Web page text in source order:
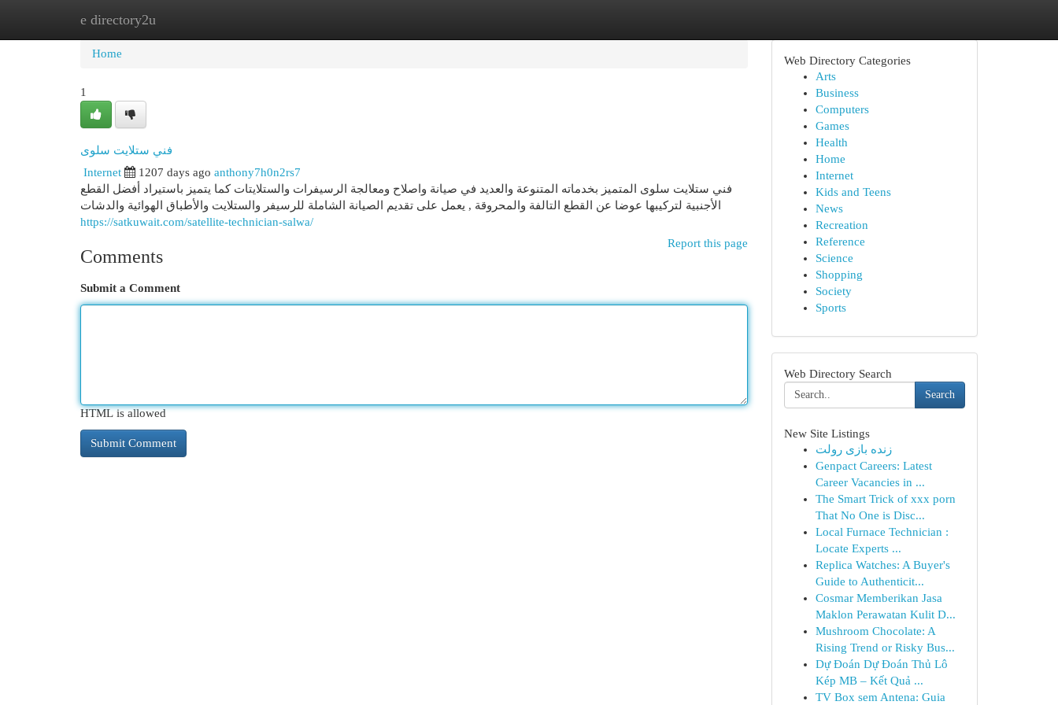
e directory2u
Home
Home
1
فني ستلايت سلوى
Internet 1207 days ago anthony7h0n2rs7
فني ستلايت سلوى المتميز بخدماته المتنوعة والعديد في صيانة واصلاح ومعالجة الرسيفرات والستلايتات كما يتميز باستيراد أفضل القطع
الأجنبية لتركيبها عوضا عن القطع التالفة والمحروقة , يعمل على تقديم الصيانة الشاملة للرسيفر والستلايت والأطباق الهوائية والدشات
https://satkuwait.com/satellite-technician-salwa/
Report this page
Comments
Submit a Comment
HTML is allowed
Web Directory Categories
Arts
Business
Computers
Games
Health
Home
Internet
Kids and Teens
News
Recreation
Reference
Science
Shopping
Society
Sports
Web Directory Search
Search
New Site Listings
زنده بازی رولت
Genpact Careers: Latest
Career Vacancies in ...
The Smart Trick of xxx porn
That No One is Disc...
Local Furnace Technician :
Locate Experts ...
Replica Watches: A Buyer's
Guide to Authenticit...
Cosmar Memberikan Jasa
Maklon Perawatan Kulit D...
Mushroom Chocolate: A
Rising Trend or Risky Bus...
Dự Đoán Dự Đoán Thủ Lô
Kép MB – Kết Quả ...
TV Box sem Antena: Guia